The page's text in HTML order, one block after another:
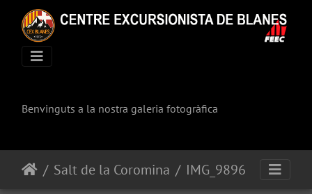
Benvinguts a la nostra galeria fotogràfica
Salt de la Coromina IMG_9896